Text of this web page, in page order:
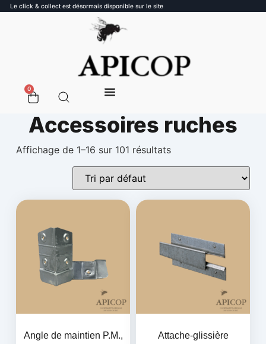
Le click & collect est désormais disponible sur le site
0
Accessoires ruches
Affichage de 1–16 sur 101 résultats
Angle de maintien P.M.,
Attache-glissière